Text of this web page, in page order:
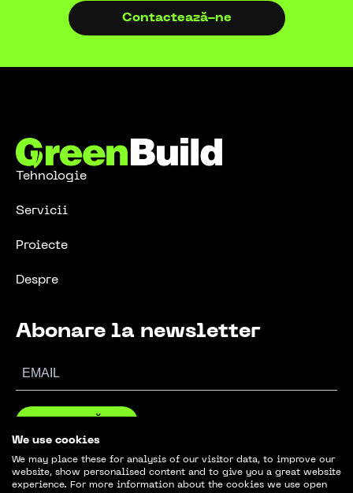
Contactează-ne
Tehnologie
Servicii
Proiecte
Despre
Abonare la newsletter
We use cookies
We may place these for analysis of our visitor data, to improve our
website, show personalised content and to give you a great website
experience. For more information about the cookies we use open